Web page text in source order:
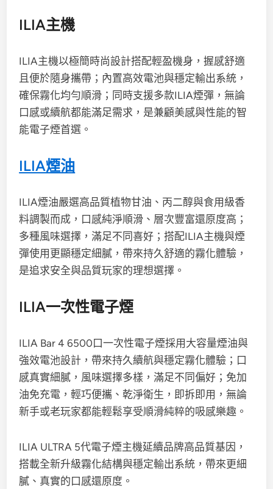
ILIA主機
ILIA主機以極簡時尚設計搭配輕盈機身，握感舒適
且便於隨身攜帶；內置高效電池與穩定輸出系統，
確保霧化均勻順滑；同時支援多款ILIA煙彈，無論
口感或續航都能滿足需求，是兼顧美感與性能的智
能電子煙首選。
ILIA煙油
ILIA煙油嚴選高品質植物甘油、丙二醇與食用級香
料調製而成，口感純淨順滑、層次豐富還原度高；
多種風味選擇，滿足不同喜好；搭配ILIA主機與煙
彈使用更顯穩定細膩，帶來持久舒適的霧化體驗，
是追求安全與品質玩家的理想選擇。
ILIA一次性電子煙
ILIA Bar 4 6500口一次性電子煙採用大容量煙油與
強效電池設計，帶來持久續航與穩定霧化體驗；口
感真實細膩，風味選擇多樣，滿足不同偏好；免加
油免充電，輕巧便攜、乾淨衛生，即拆即用，無論
新手或老玩家都能輕鬆享受順滑純粹的吸感樂趣。
ILIA ULTRA 5代電子煙主機延續品牌高品質基因，
搭載全新升級霧化結構與穩定輸出系統，帶來更細
膩、真實的口感還原度。